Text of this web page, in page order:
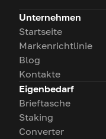
Unternehmen
Startseite
Markenrichtlinie
Blog
Kontakte
Eigenbedarf
Brieftasche
Staking
Converter